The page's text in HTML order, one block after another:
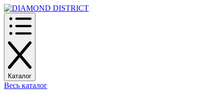
Каталог
Весь каталог